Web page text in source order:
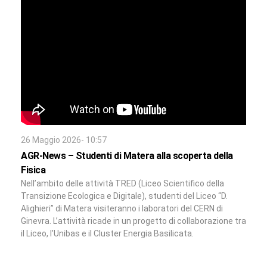
26 Maggio 2026- 10:57
AGR-News – Studenti di Matera alla scoperta della
Fisica
Nell’ambito delle attività TRED (Liceo Scientifico della
Transizione Ecologica e Digitale), studenti del Liceo “D.
Alighieri” di Matera visiteranno i laboratori del CERN di
Ginevra. L’attività ricade in un progetto di collaborazione tra
il Liceo, l’Unibas e il Cluster Energia Basilicata.